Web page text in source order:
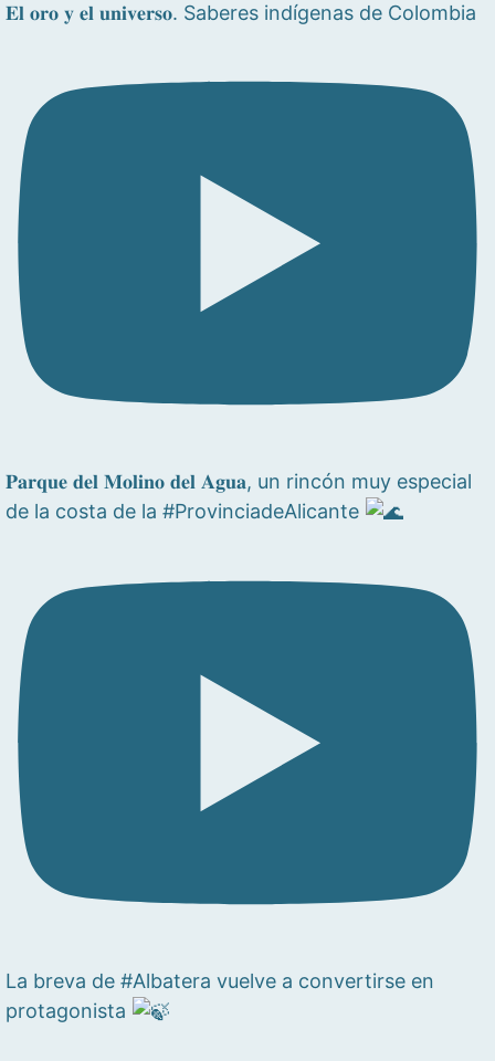
𝐄𝐥 𝐨𝐫𝐨 𝐲 𝐞𝐥 𝐮𝐧𝐢𝐯𝐞𝐫𝐬𝐨. Saberes indígenas de Colombia
𝐏𝐚𝐫𝐪𝐮𝐞 𝐝𝐞𝐥 𝐌𝐨𝐥𝐢𝐧𝐨 𝐝𝐞𝐥 𝐀𝐠𝐮𝐚, un rincón muy especial
de la costa de la #ProvinciadeAlicante
La breva de #Albatera vuelve a convertirse en
protagonista